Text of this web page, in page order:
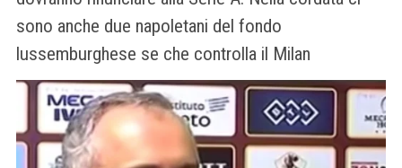
sono anche due napoletani del fondo
lussemburghese se che controlla il Milan